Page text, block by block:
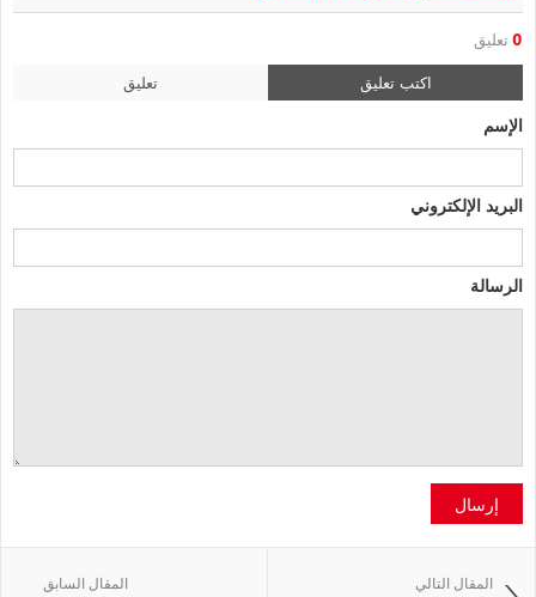
0 تعليق
اكتب تعليق تعليق
الإسم
البريد الإلكتروني
الرسالة
إرسال
المقال السابق المقال التالي